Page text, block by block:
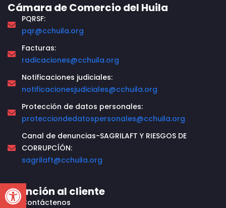
Open toolbar
Cámara de Comercio del Huila
PQRSF:
pqr@cchuila.org
Facturas:
radicaciones@cchuila.org
Notificaciones judiciales:
notificacionesjudiciales@cchuila.org
Protección de datos personales:
protecciondedatospersonales@cchuila.org
Canal de denuncias-SAGRILAFT Y RIESGOS DE
CORRUPCÍÓN:
sagrilaft@cchuila.org
Atención al cliente
Contáctenos